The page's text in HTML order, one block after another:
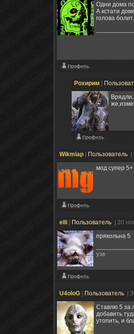
Одни дома
А кстати
голова
Рохирим
Wikmiap Пользователь
мод супер
elli Пользователь
| 30
прякольна 5
уэв
U4oloG Пользователь
|
Ставлю 5 за
добавить
утопить, и